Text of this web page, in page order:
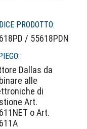
PRODOTTO:
/ 55618PDN
Dallas da
alle
di
Art.
o Art.